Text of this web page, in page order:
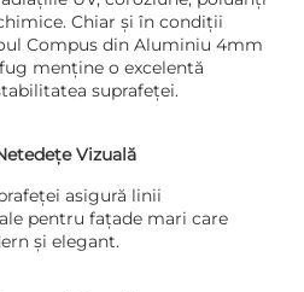
Chiar și în condiții
Compus din Aluminiu 4mm
menține o excelentă
suprafeței.
Vizuală
asigură linii
pentru fațade mari care
și elegant.